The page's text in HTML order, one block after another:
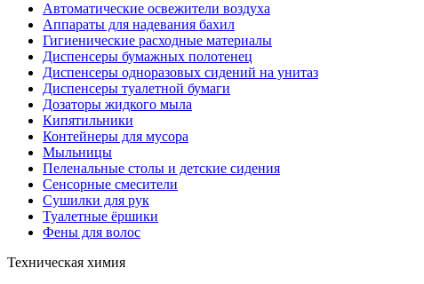
Автоматические освежители воздуха
Аппараты для надевания бахил
Гигиенические расходные материалы
Диспенсеры бумажных полотенец
Диспенсеры одноразовых сидений на унитаз
Диспенсеры туалетной бумаги
Дозаторы жидкого мыла
Кипятильники
Контейнеры для мусора
Мыльницы
Пеленальные столы и детские сидения
Сенсорные смесители
Сушилки для рук
Туалетные ёршики
Фены для волос
Техническая химия